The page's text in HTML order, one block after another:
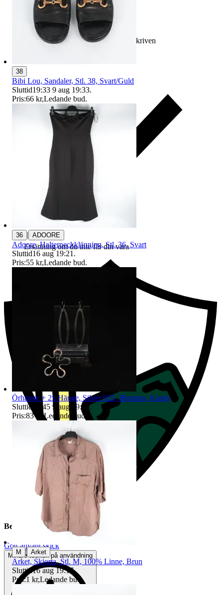
Ersättning om varan inte är som beskriven
Ersättning om du inte får din vara
Beskrivning
Gott använt skick
Mindre tecken på användning
38
Bibi Lou, Sandaler, Stl. 38, Svart/Guld
Sluttid19:33 9 aug 19:33.
Pris:66 kr,Ledande bud.
36 | ADOORE
Adoore, Halterneckklänning, Stl. 36, Svart
Sluttid16 aug 19:21 .
Pris:55 kr,Ledande bud.
Örhänge + 2x Hänge, Silver 925, Blomma, Kanin
Sluttid
19:45 9 aug 19:45.
Pris:83 kr ,Ledande bud
M | Arket
Arket, Skjorta, Stl. M, 100% Linne, Brun
Sluttid16 aug 19:17.
Pris:1 kr,Ledande bud.